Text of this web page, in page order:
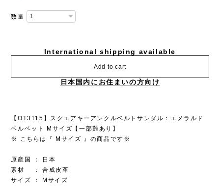
数量
International shipping available
Add to cart
日本国内にお住まいの方向け
【OT3115】スクエアキーアンクルベルトサンダル：エメラルド
ベルベット Mサイズ【一部難あり】
※ こちらは『 Mサイズ 』の商品です※
原産国 ： 日本
素材 ： 合成皮革
サイズ ： Mサイズ